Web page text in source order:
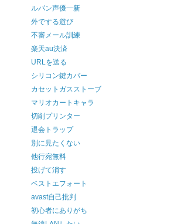
ルパン声優一新
外でする遊び
不審メール訓練
楽天au決済
URLを送る
シリコン鍵カバー
カセットガスストーブ
マリオカートキャラ
切削プリンター
退会トラップ
別に見たくない
他行宛無料
投げて消す
ベストエフォート
avast自己批判
初心者にありがち